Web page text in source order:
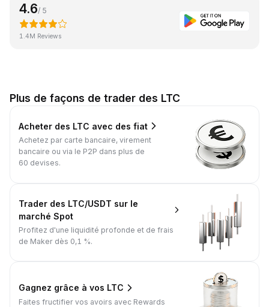
4.6/ 5
1.4M Reviews
Plus de façons de trader des LTC
Acheter des LTC avec des fiat
Achetez par carte bancaire, virement
bancaire ou via le P2P dans plus de
60 devises.
Trader des LTC/USDT sur le
marché Spot
Profitez d'une liquidité profonde et de frais
de Maker dès 0,1 %.
Gagnez grâce à vos LTC
Faites fructifier vos avoirs avec Rewards